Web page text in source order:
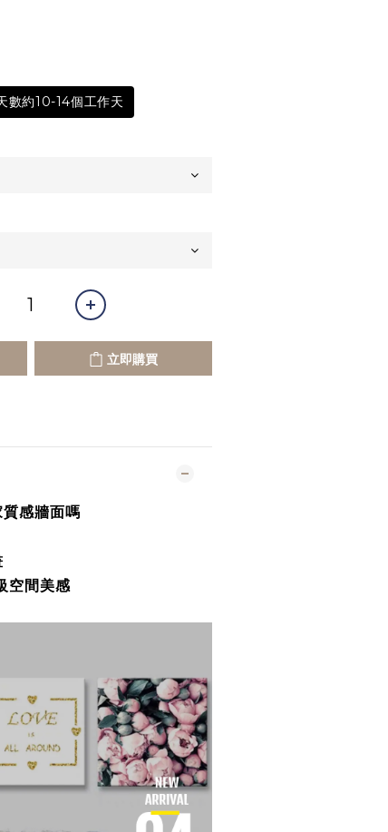
數約10-14個工作天
立即購買
感牆面嗎
空間美感